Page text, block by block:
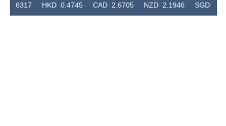
HKD 0.4745 CAD 2.6705 NZD 2.1946 SGD